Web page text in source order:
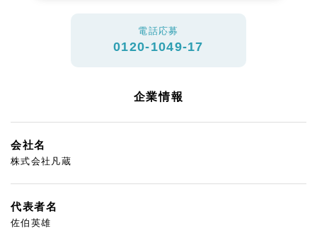
電話応募
0120-1049-17
企業情報
会社名
株式会社凡蔵
代表者名
佐伯英雄